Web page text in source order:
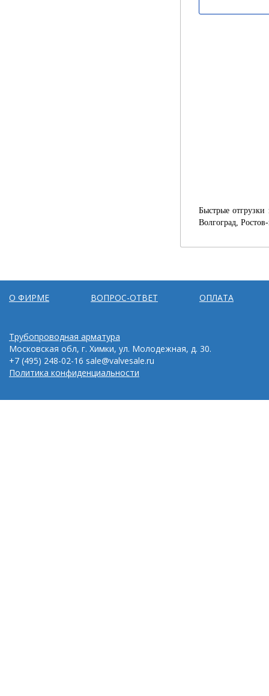
Быстрые
Волгоград,
О ФИРМЕ ВОПРОС-ОТВЕТ ОПЛАТА
Трубопроводная арматура
Московская обл, г. Химки, ул. Молодежная, д. 30.
+7 (495) 248-02-16 sale@valvesale.ru
Политика конфиденциальности